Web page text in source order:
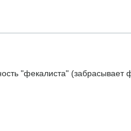
"фекалиста"